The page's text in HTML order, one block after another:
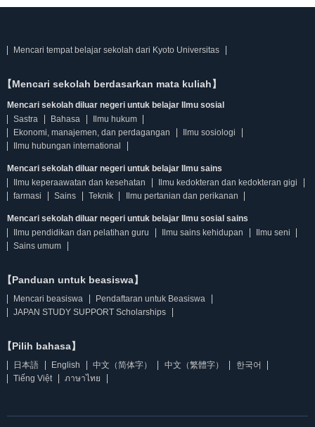
Mencari tempat belajar sekolah dari Kyoto Universitas
【Mencari sekolah berdasarkan mata kuliah】
Mencari sekolah diluar negeri untuk belajar Ilmu sosial
Sastra
Bahasa
Ilmu hukum
Ekonomi, manajemen, dan perdagangan
Ilmu sosiologi
Ilmu hubungan international
Mencari sekolah diluar negeri untuk belajar Ilmu sains
Ilmu keperaawatan dan kesehatan
Ilmu kedokteran dan kedokteran gigi
farmasi
Sains Teknik Ilmu pertanian dan perikanan
Mencari sekolah diluar negeri untuk belajar Ilmu sosial sains
Ilmu pendidikan dan pelatihan guru
Ilmu sains kehidupan
Ilmu seni
Sains umum
【Panduan untuk beasiswa】
Mencari beasiswa
Pendaftaran untuk Beasiswa
JAPAN STUDY SUPPORT Scholarships
【Pilih bahasa】
日本語 English 中文（简体字） 中文（繁體字）
한국어
Tiếng Việt
ภาษาไทย